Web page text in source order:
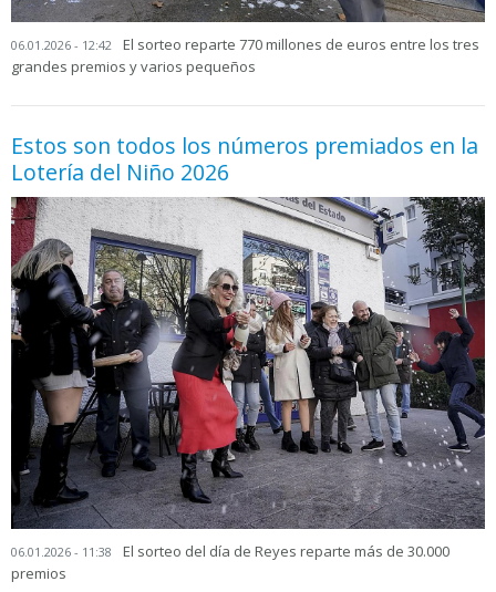
06.01.2026 - 12:42
El sorteo reparte 770 millones de euros entre los tres
grandes premios y varios pequeños
Estos son todos los números premiados en la
Lotería del Niño 2026
06.01.2026 - 11:38
El sorteo del día de Reyes reparte más de 30.000
premios